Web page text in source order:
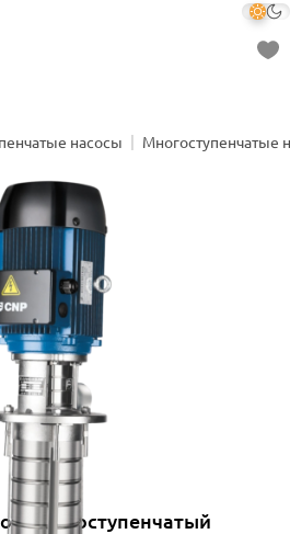
насосы Многоступенчатые
многоступенчатый